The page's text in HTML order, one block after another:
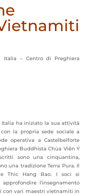
Italia – Centro di Preghiera
Italia ha iniziato la sua attività
la propria sede sociale a
operativa a Castelbelforte
Buddhista Chùa Viên Ý
sono una cinquantina,
una tradizione Terra Pura. Il
Thic Hang Bao. I soci si
l’insegnamento
con vari maestri vietnamiti in